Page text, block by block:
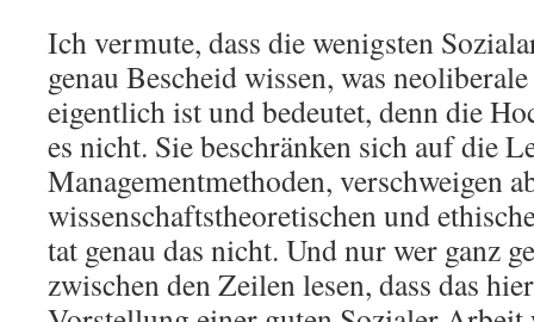
Ich vermute, dass die wenigsten
genau Bescheid wissen, was
eigentlich ist und bedeutet, denn die
es nicht. Sie beschränken sich auf die
Managementmethoden, verschweigen
wissenschaftstheoretischen und
tat genau das nicht. Und nur wer ganz
zwischen den Zeilen lesen, dass das